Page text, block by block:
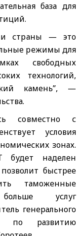
база для
страны — это
режимы для
свободных
технологий,
камень”, —
совместно с
условия
зонах.
будет наделен
быстрее
таможенные
услуг
генерального
по развитию